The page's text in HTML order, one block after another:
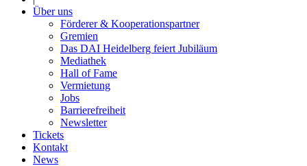
Über uns
Förderer & Kooperationspartner
Gremien
Das DAI Heidelberg feiert Jubiläum
Mediathek
Hall of Fame
Vermietung
Jobs
Barrierefreiheit
Newsletter
Tickets
Kontakt
News